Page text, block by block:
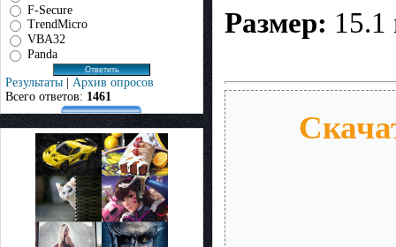
F-Secure
TrendMicro
VBA32
Panda
Результаты | Архив опросов
Всего ответов: 1461
Размер: 15.1